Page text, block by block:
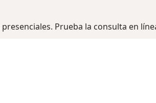
Prueba la consulta en